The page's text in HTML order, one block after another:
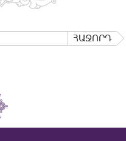
ՀԱՋՈՐԴ